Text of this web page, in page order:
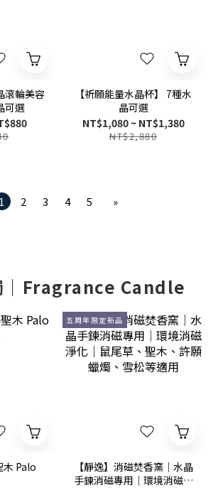
滾輪美容
可選
【祈願能量水晶杯】 7種水
晶可選
NT$1,080 ~ NT$1,380
NT$2,880
1 2 3 4 5 »
｜Fragrance Candle
木 Palo
五周年限定新品
【靜逸】消磁焚香窯│水晶
手鍊消磁專用│環境消磁淨